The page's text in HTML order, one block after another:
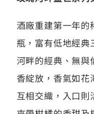
酒廠重建第一年
瓶，富有低地經
河畔的經典、無
香綻放，香氣如
互相交織，入口